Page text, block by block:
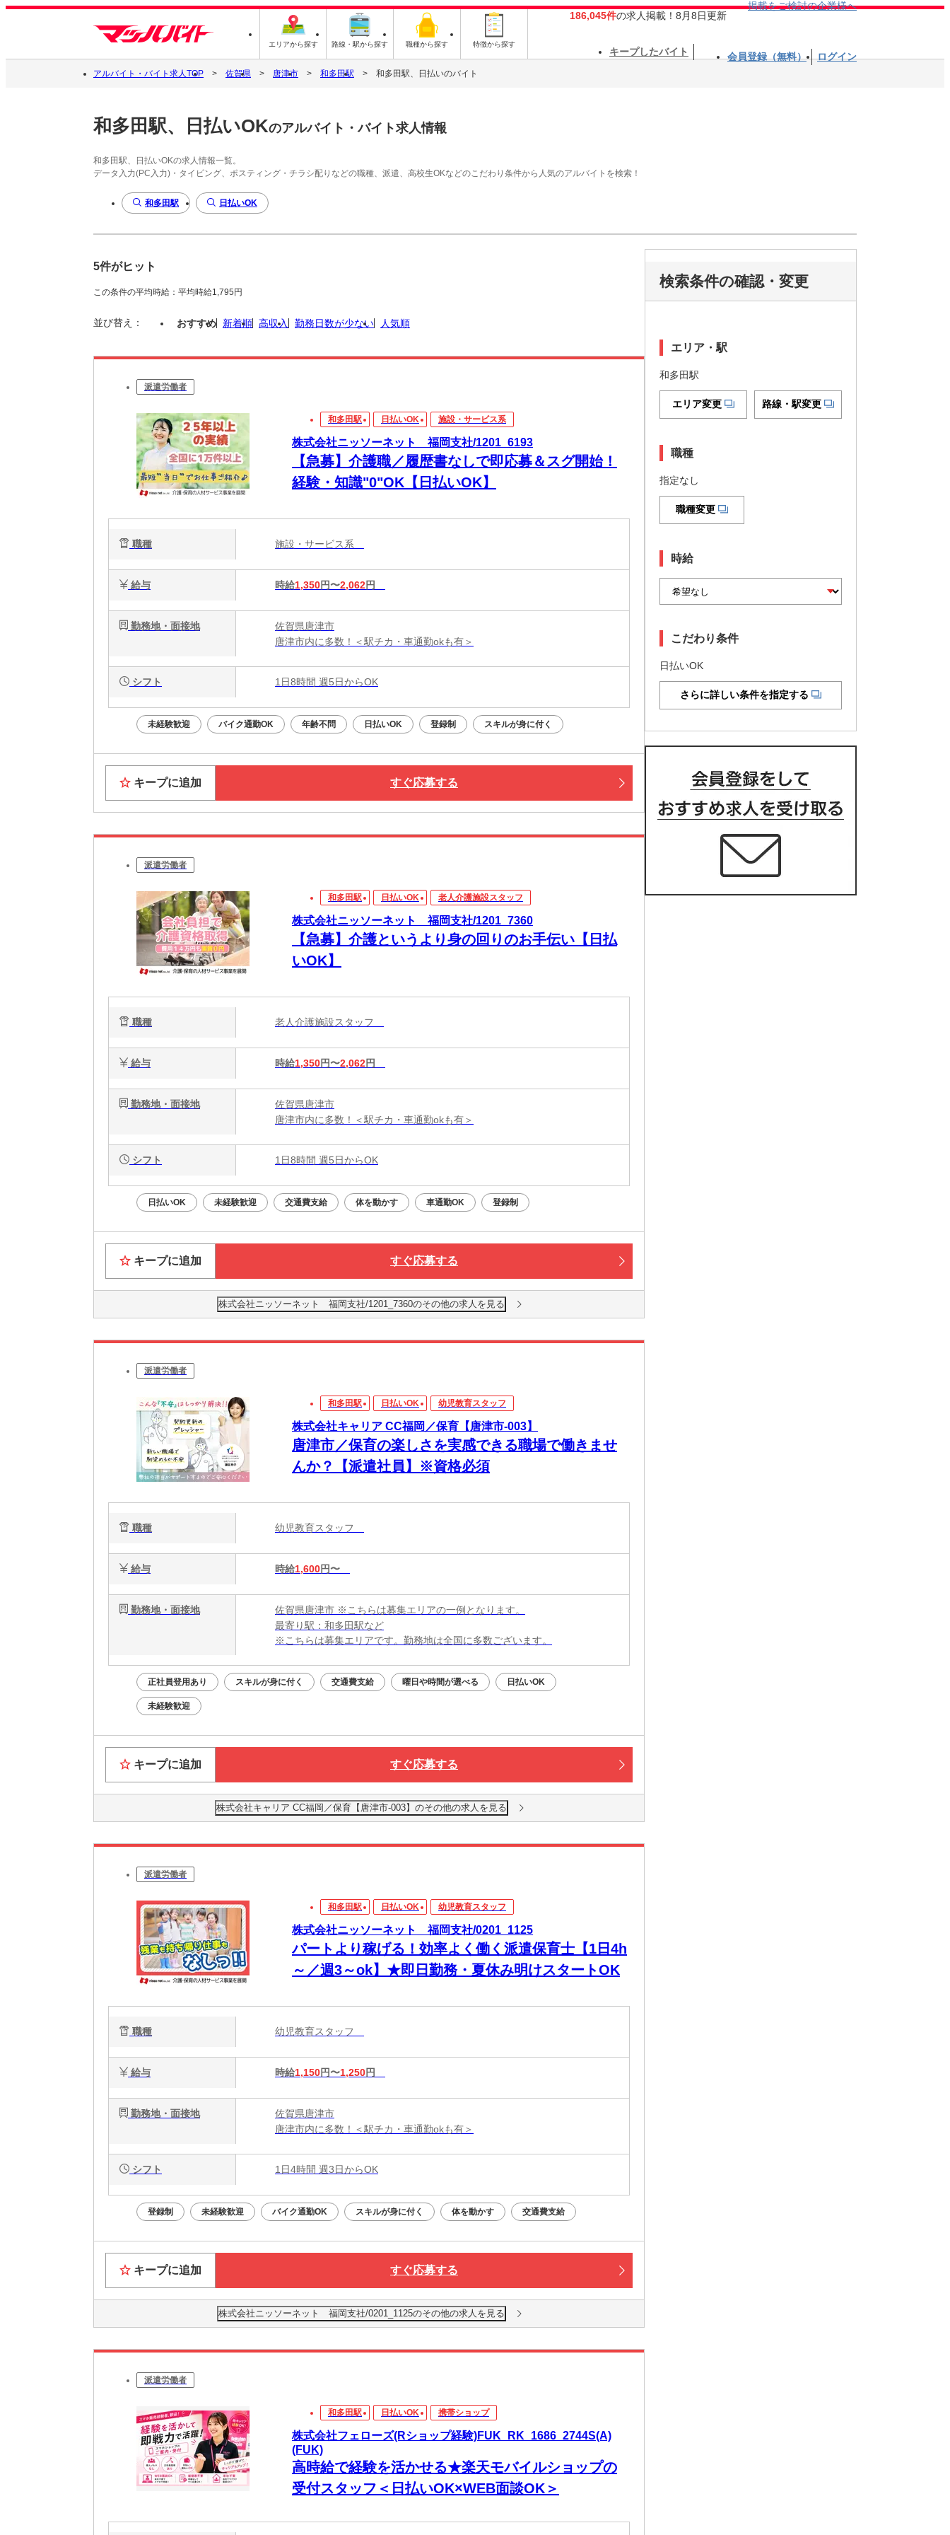
エリアから探す 路線・駅から探す 職種から探す 特徴から探す
186,045件の求人掲載！8月8日更新
掲載をご検討の企業様へ
キープしたバイト 会員登録（無料） ログイン
アルバイト・バイト求人TOP 佐賀県 唐津市 和多田駅 和多田駅、日払いのバイト
和多田駅、日払いOKのアルバイト・バイト求人情報
和多田駅、日払いOKの求人情報一覧。
データ入力(PC入力)・タイピング、ポスティング・チラシ配りなどの職種、派遣、高校生OKなどのこだわり条件から人気のアルバイトを検索！
和多田駅 日払いOK
5件がヒット
この条件の平均時給：平均時給1,795円
並び替え： おすすめ 新着順 高収入 勤務日数が少ない 人気順
派遣労働者
和多田駅 日払いOK 施設・サービス系
株式会社ニッソーネット 福岡支社/1201_6193
【急募】介護職／履歴書なしで即応募＆スグ開始！
経験・知識"0"OK【日払いOK】
職種 施設・サービス系
給与 時給1,350円〜2,062円
勤務地・面接地
佐賀県唐津市
唐津市内に多数！＜駅チカ・車通勤okも有＞
シフト 1日8時間 週5日からOK
未経験歓迎 バイク通勤OK 年齢不問 日払いOK 登録制 スキルが身に付く
キープに追加 すぐ応募する
派遣労働者
和多田駅 日払いOK 老人介護施設スタッフ
株式会社ニッソーネット 福岡支社/1201_7360
【急募】介護というより身の回りのお手伝い【日払
いOK】
職種 老人介護施設スタッフ
給与 時給1,350円〜2,062円
勤務地・面接地
佐賀県唐津市
唐津市内に多数！＜駅チカ・車通勤okも有＞
シフト 1日8時間 週5日からOK
日払いOK 未経験歓迎 交通費支給 体を動かす 車通勤OK 登録制
キープに追加 すぐ応募する
株式会社ニッソーネット 福岡支社/1201_7360のその他の求人を見る
派遣労働者
和多田駅 日払いOK 幼児教育スタッフ
株式会社キャリア CC福岡／保育【唐津市-003】
唐津市／保育の楽しさを実感できる職場で働きませ
んか？【派遣社員】※資格必須
職種 幼児教育スタッフ
給与 時給1,600円〜
勤務地・面接地
佐賀県唐津市 ※こちらは募集エリアの一例となります。
最寄り駅：和多田駅など
※こちらは募集エリアです。勤務地は全国に多数ございます。
正社員登用あり スキルが身に付く 交通費支給 曜日や時間が選べる 日払いOK
未経験歓迎
キープに追加 すぐ応募する
株式会社キャリア CC福岡／保育【唐津市-003】のその他の求人を見る
派遣労働者
和多田駅 日払いOK 幼児教育スタッフ
株式会社ニッソーネット 福岡支社/0201_1125
パートより稼げる！効率よく働く派遣保育士【1日4h
～／週3～ok】★即日勤務・夏休み明けスタートOK
職種 幼児教育スタッフ
給与 時給1,150円〜1,250円
勤務地・面接地
佐賀県唐津市
唐津市内に多数！＜駅チカ・車通勤okも有＞
シフト 1日4時間 週3日からOK
登録制 未経験歓迎 バイク通勤OK スキルが身に付く 体を動かす 交通費支給
キープに追加 すぐ応募する
株式会社ニッソーネット 福岡支社/0201_1125のその他の求人を見る
派遣労働者
和多田駅 日払いOK 携帯ショップ
株式会社フェローズ(Rショップ経験)FUK_RK_1686_2744S(A)
(FUK)
高時給で経験を活かせる★楽天モバイルショップの
受付スタッフ＜日払いOK×WEB面談OK＞
検索条件の確認・変更
エリア・駅
和多田駅
エリア変更 路線・駅変更
職種
指定なし
職種変更
時給
こだわり条件
日払いOK
さらに詳しい条件を指定する